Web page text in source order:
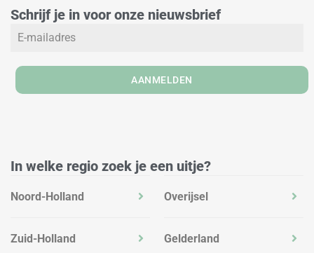
d
i
g
r
m
o
Schrijf je in voor onze nieuwsbrief
AANMELDEN
In welke regio zoek je een uitje?
Noord-Holland
Zuid-Holland
Overijsel
Gelderland